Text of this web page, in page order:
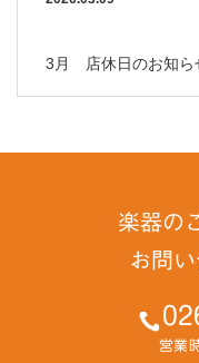
3月 店休日のお知ら
楽器の
お問
営業